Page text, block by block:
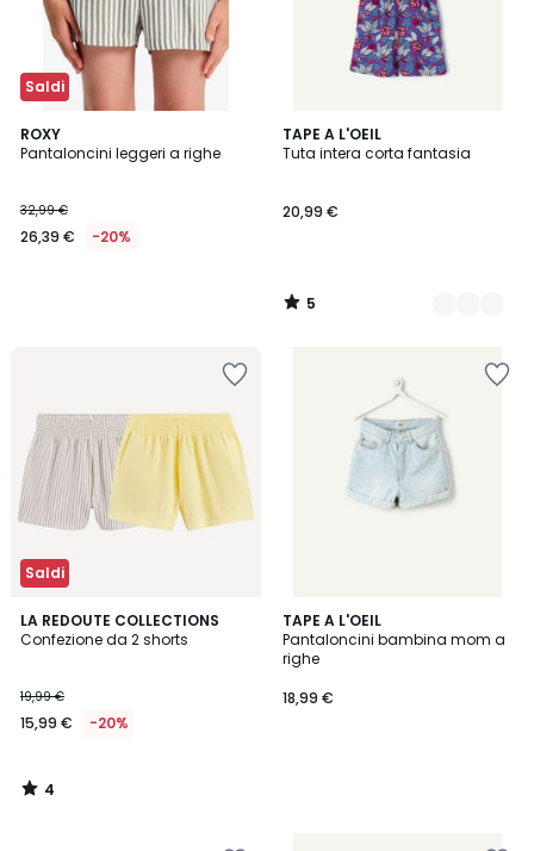
Saldi
ROXY
Pantaloncini leggeri a righe
32,99 €
26,39 € -20%
TAPE A L'OEIL
Tuta intera corta fantasia
20,99 €
5
/
2
Colori
5
/
Saldi
LA REDOUTE COLLECTIONS
Confezione da 2 shorts
19,99 €
15,99 € -20%
4
/
4
/
TAPE A L'OEIL
Pantaloncini bambina mom a
righe
18,99 €